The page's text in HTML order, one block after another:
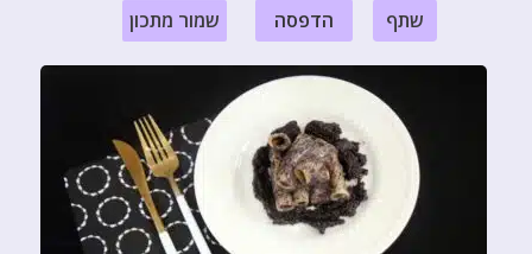
שתף הדפסה שמור מתכון